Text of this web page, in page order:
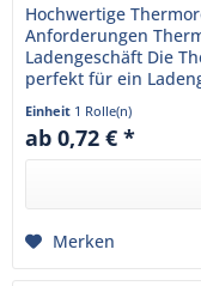
Hochwertige
Anforderungen
Ladengeschäft Die
perfekt für ein
bieten sich...
Einheit 1 Rolle(n)
ab 0,72 € *
Merken